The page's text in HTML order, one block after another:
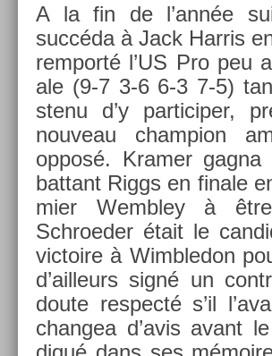
A la fin de l’année
succéda à Jack Har­ris
re­mporté l’US Pro peu
ale (9-7 3-6 6-3 7-5)
stenu d’y par­ticip­er,
nouveau champ­ion
opposé. Kram­er
bat­tant Riggs en fin­ale
mi­er Wembley à
Schroed­er était le
vic­toire à Wimbledon
d’ail­leurs signé un
doute re­specté s’il
chan­gea d’avis avant